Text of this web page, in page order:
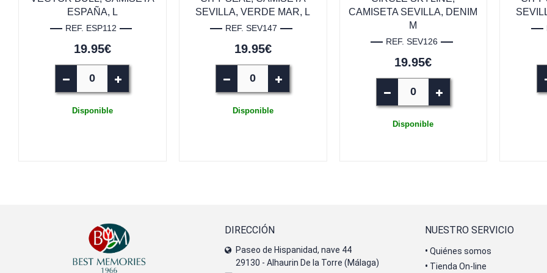
ESPAÑA, L
REF. ESP112
19.95€
Disponible
SEVILLA, VERDE MAR, L
REF. SEV147
19.95€
Disponible
CAMISETA SEVILLA, DENIM
M
REF. SEV126
19.95€
Disponible
DIRECCIÓN
Paseo de Hispanidad, nave 44
29130 - Alhaurin De la Torre (Málaga)
NUESTRO SERVICIO
• Quiénes somos
• Tienda On-line